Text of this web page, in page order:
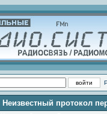
Неизвестный протокол